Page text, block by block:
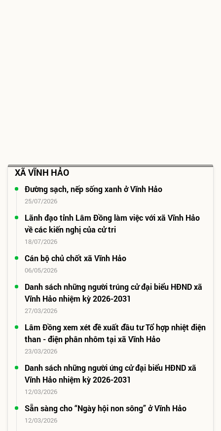
XÃ VĨNH HẢO
Đường sạch, nếp sống xanh ở Vĩnh Hảo
25/07/2026
Lãnh đạo tỉnh Lâm Đồng làm việc với xã Vĩnh Hảo
về các kiến nghị của cử tri
18/07/2026
Cán bộ chủ chốt xã Vĩnh Hảo
06/05/2026
Danh sách những người trúng cử đại biểu HĐND xã
Vĩnh Hảo nhiệm kỳ 2026-2031
27/03/2026
Lâm Đồng xem xét đề xuất đầu tư Tổ hợp nhiệt điện
than - điện phân nhôm tại xã Vĩnh Hảo
23/03/2026
Danh sách những người ứng cử đại biểu HĐND xã
Vĩnh Hảo nhiệm kỳ 2026-2031
12/03/2026
Sẵn sàng cho “Ngày hội non sông” ở Vĩnh Hảo
12/03/2026